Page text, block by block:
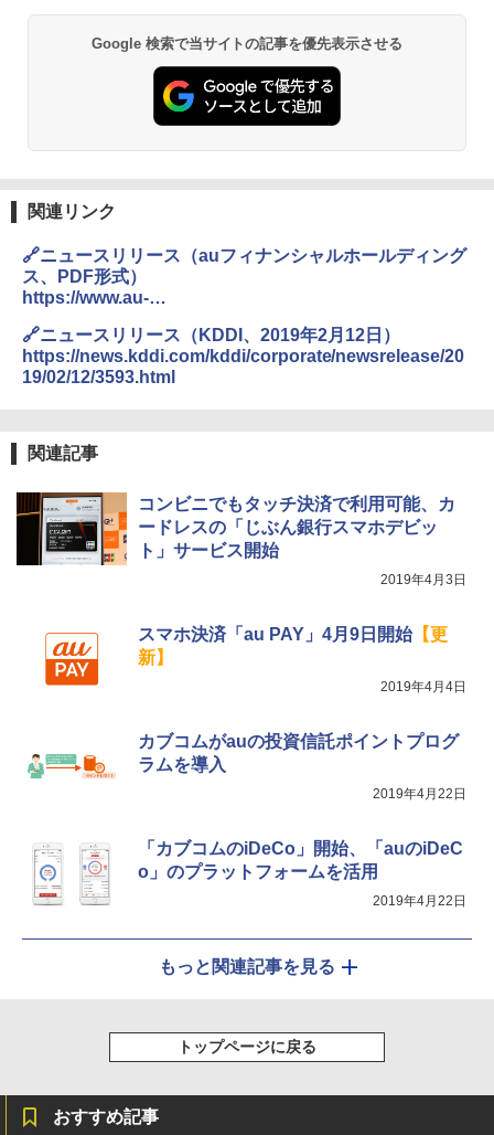
Google 検索で当サイトの記事を優先表示させる
関連リンク
🔗ニュースリリース（auフィナンシャルホールディング
ス、PDF形式）
https://www.au-
🔗ニュースリリース（KDDI、2019年2月12日）
https://news.kddi.com/kddi/corporate/newsrelease/20
19/02/12/3593.html
関連記事
コンビニでもタッチ決済で利用可能、カ
ードレスの「じぶん銀行スマホデビッ
ト」サービス開始
2019年4月3日
スマホ決済「au PAY」4月9日開始【更
新】
2019年4月4日
カブコムがauの投資信託ポイントプログ
ラムを導入
2019年4月22日
「カブコムのiDeCo」開始、「auのiDeC
o」のプラットフォームを活用
2019年4月22日
もっと関連記事を見る
トップページに戻る
おすすめ記事